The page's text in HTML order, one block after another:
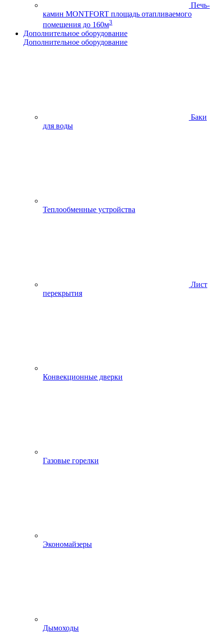
Печь-
камин MONTFORT площадь отапливаемого
помещения до 160м3
Дополнительное оборудование
Дополнительное оборудование
Баки
для воды
Теплообменные устройства
Лист
перекрытия
Конвекционные дверки
Газовые горелки
Экономайзеры
Дымоходы